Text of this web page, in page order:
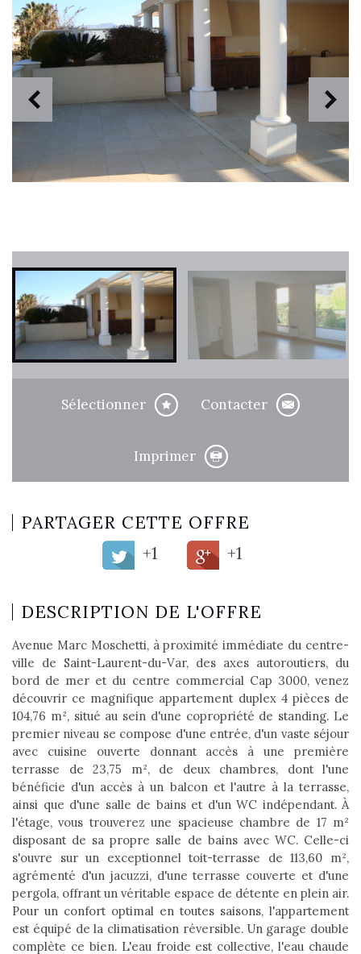
Sélectionner Contacter
Imprimer
PARTAGER CETTE OFFRE
+1
+1
DESCRIPTION DE L'OFFRE
Avenue Marc Moschetti, à proximité immédiate du centre-
ville de Saint-Laurent-du-Var, des axes autoroutiers, du
bord de mer et du centre commercial Cap 3000, venez
découvrir ce magnifique appartement duplex 4 pièces de
104,76 m², situé au sein d'une copropriété de standing. Le
premier niveau se compose d'une entrée, d'un vaste séjour
avec cuisine ouverte donnant accès à une première
terrasse de 23,75 m², de deux chambres, dont l'une
bénéficie d'un accès à un balcon et l'autre à la terrasse,
ainsi que d'une salle de bains et d'un WC indépendant. À
l'étage, vous trouverez une spacieuse chambre de 17 m²
disposant de sa propre salle de bains avec WC. Celle-ci
s'ouvre sur un exceptionnel toit-terrasse de 113,60 m²,
agrémenté d'un jacuzzi, d'une terrasse couverte et d'une
pergola, offrant un véritable espace de détente en plein air.
Pour un confort optimal en toutes saisons, l'appartement
est équipé de la climatisation réversible. Un garage double
complète ce bien. L'eau froide est collective, l'eau chaude